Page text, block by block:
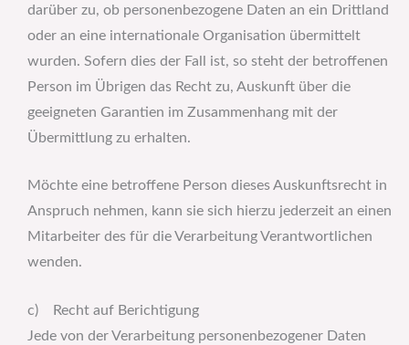
darüber zu, ob personenbezogene Daten an ein Drittland
oder an eine internationale Organisation übermittelt
wurden. Sofern dies der Fall ist, so steht der betroffenen
Person im Übrigen das Recht zu, Auskunft über die
geeigneten Garantien im Zusammenhang mit der
Übermittlung zu erhalten.
Möchte eine betroffene Person dieses Auskunftsrecht in
Anspruch nehmen, kann sie sich hierzu jederzeit an einen
Mitarbeiter des für die Verarbeitung Verantwortlichen
wenden.
c) Recht auf Berichtigung
Jede von der Verarbeitung personenbezogener Daten